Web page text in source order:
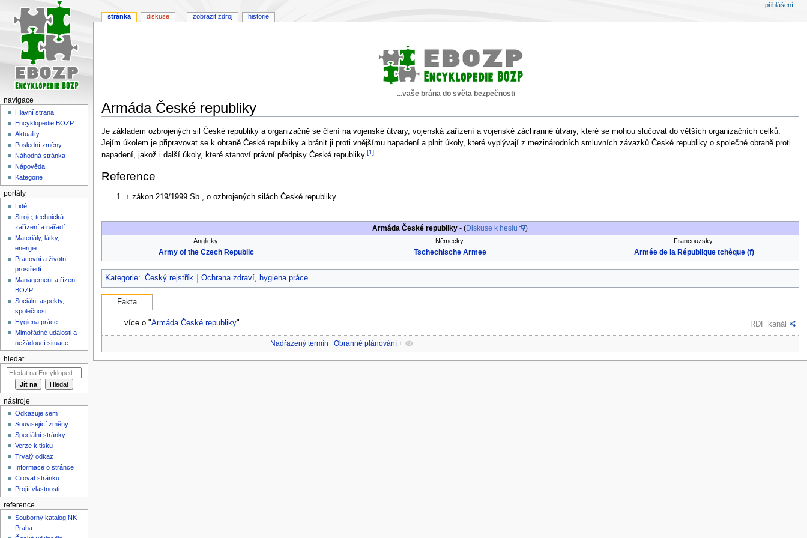
...vaše brána do světa bezpečnosti
Armáda České republiky
Skočit
na
navigaci
Skočit
na
vyhledávání
Je základem ozbrojených sil České republiky a organizačně se člení na vojenské útvary, vojenská zařízení a vojenské záchranné útvary, které se mohou slučovat do větších organizačních celků.
Jejím úkolem je připravovat se k obraně České republiky a bránit ji proti vnějšímu napadení a plnit úkoly, které vyplývají z mezinárodních smluvních závazků České republiky o společné obraně proti
napadení, jakož i další úkoly, které stanoví právní předpisy České republiky.[1]
Reference
↑ zákon 219/1999 Sb., o ozbrojených silách České republiky
Armáda České republiky - (Diskuse k heslu )
Anglicky: Německy: Francouzsky:
Army of the Czech Republic Tschechische Armee Armée de la République tchèque (f)
Kategorie: Český rejstřík Ochrana zdraví, hygiena práce
Fakta
...více o "Armáda České republiky" RDF kanál
Nadřazený termín Obranné plánování +
stránka diskuse zobrazit zdroj historie
přihlášení
navigace
Hlavní strana
Encyklopedie BOZP
Aktuality
Poslední změny
Náhodná stránka
Nápověda
Kategorie
portály
Lidé
Stroje, technická
zařízení a nářadí
Materiály, látky,
energie
Pracovní a životní
prostředí
Management a řízení
BOZP
Sociální aspekty,
společnost
Hygiena práce
Mimořádné události a
nežádoucí situace
hledat
nástroje
Odkazuje sem
Související změny
Speciální stránky
Verze k tisku
Trvalý odkaz
Informace o stránce
Citovat stránku
Projít vlastnosti
reference
Souborný katalog NK
Praha